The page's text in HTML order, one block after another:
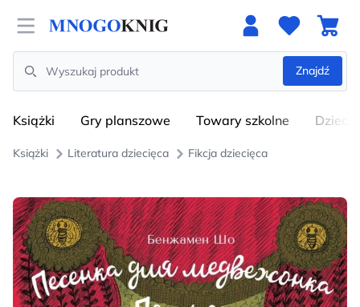
Open menu
Search
Znajdź
Książki Gry planszowe Towary szkolne
Książki Literatura dziecięca Fikcja dziecięca